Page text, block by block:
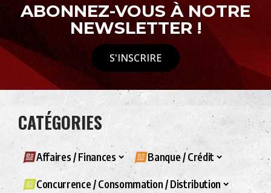
ABONNEZ-VOUS À NOTRE
NEWSLETTER !
S'INSCRIRE
CATÉGORIES
Affaires / Finances Banque / Crédit
Concurrence / Consommation / Distribution